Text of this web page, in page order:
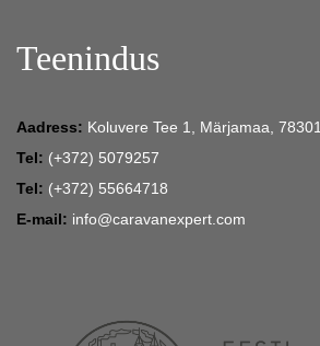
Teenindus
Aadress: Koluvere Tee 1, Märjamaa, 78301
Tel: (+372) 5079257
Tel: (+372) 55664718
E-mail: info@caravanexpert.com